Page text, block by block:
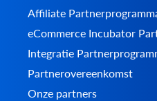
Affiliate
eCommerce Incubator
Integratie
Partnerovereenkomst
Onze partners